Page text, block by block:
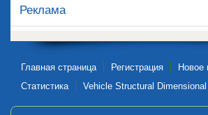
Реклама
Главная страница Регистрация
Новое
Статистика
Vehicle Structural